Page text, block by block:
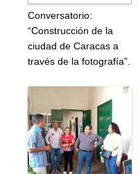
Conversatorio:
“Construcción de la
ciudad de Caracas a
través de la fotografía”.